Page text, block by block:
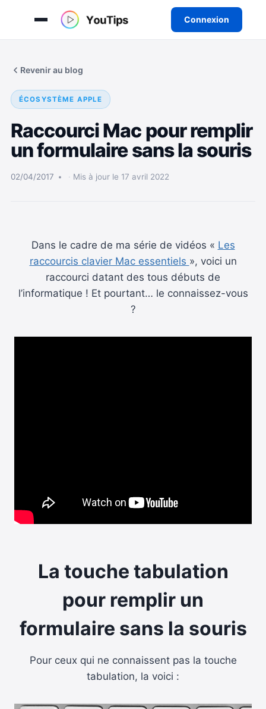
Connexion
Revenir au blog
ÉCOSYSTÈME APPLE
Raccourci Mac pour remplir
un formulaire sans la souris
02/04/2017 Mis à jour le 17 avril 2022
Dans le cadre de ma série de vidéos « Les
raccourcis clavier Mac essentiels », voici un
raccourci datant des tous débuts de
l’informatique ! Et pourtant… le connaissez-vous
?
La touche tabulation
pour remplir un
formulaire sans la souris
Pour ceux qui ne connaissent pas la touche
tabulation, la voici :